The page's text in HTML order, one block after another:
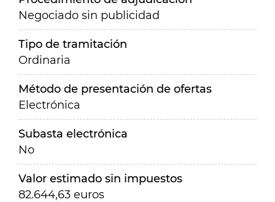
Negociado sin publicidad
Tipo de tramitación
Ordinaria
Método de presentación de ofertas
Electrónica
Subasta electrónica
No
Valor estimado sin impuestos
82.644,63 euros